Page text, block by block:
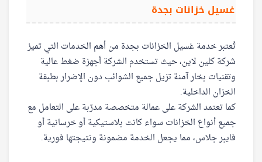
غسيل خزانات بجدة
تُعتبر خدمة غسيل الخزانات بجدة من أهم الخدمات التي تميز
شركة كلين لاين، حيث تستخدم الشركة أجهزة ضغط عالية
وتقنيات بخار آمنة تزيل جميع الشوائب دون الإضرار بطبقة
الخزان الداخلية.
كما تعتمد الشركة على عمالة متخصصة مدرّبة على التعامل مع
جميع أنواع الخزانات سواء كانت بلاستيكية أو خرسانية أو
فايبر جلاس، مما يجعل الخدمة مضمونة ونتيجتها فورية.